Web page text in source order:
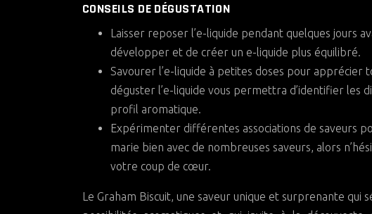
CONSEILS DE DÉGUSTATION
Laisser reposer l’e-liquide pendant quelques jours
développer et de créer un e-liquide plus équilibré.
Savourer l’e-liquide à petites doses pour apprécier
déguster l’e-liquide vous permettra d’identifier
profil aromatique.
Expérimenter différentes associations de saveurs
marie bien avec de nombreuses saveurs, alors
votre coup de cœur.
Le Graham Biscuit, une saveur unique et surprenante